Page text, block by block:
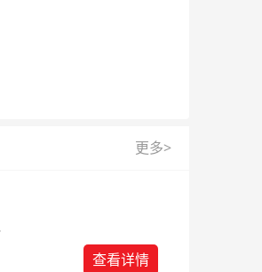
更多>
查看详情